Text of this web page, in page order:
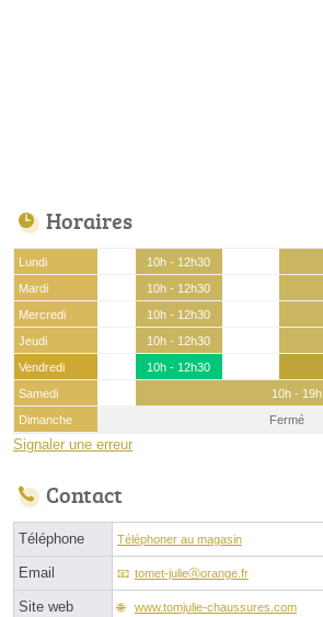
Horaires
Lundi 10h - 12h30
Mardi
10h - 12h30
Mercredi
10h - 12h30
Jeudi
10h - 12h30
Vendredi
10h - 12h30
Samedi
10h - 19h
Dimanche
Fermé
Signaler une erreur
Contact
Téléphone Téléphoner au magasin
Email tomet-julieⓐorange.fr
Site web www.tomjulie-chaussures.com